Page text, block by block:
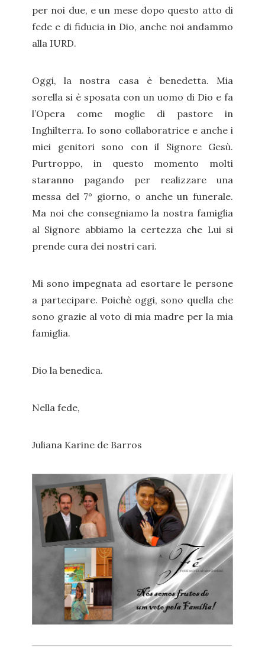
per noi due, e un mese dopo questo atto di
fede e di fiducia in Dio, anche noi andammo
alla IURD.
Oggi, la nostra casa è benedetta. Mia
sorella si è sposata con un uomo di Dio e fa
l’Opera come moglie di pastore in
Inghilterra. Io sono collaboratrice e anche i
miei genitori sono con il Signore Gesù.
Purtroppo, in questo momento molti
staranno pagando per realizzare una
messa del 7° giorno, o anche un funerale.
Ma noi che consegniamo la nostra famiglia
al Signore abbiamo la certezza che Lui si
prende cura dei nostri cari.
Mi sono impegnata ad esortare le persone
a partecipare. Poichè oggi, sono quella che
sono grazie al voto di mia madre per la mia
famiglia.
Dio la benedica.
Nella fede,
Juliana Karine de Barros